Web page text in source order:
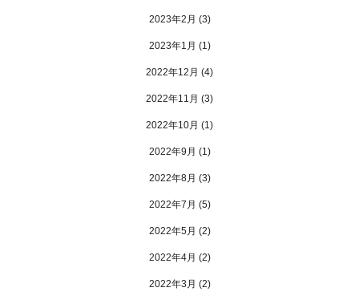
2023年2月 (3)
2023年1月 (1)
2022年12月 (4)
2022年11月 (3)
2022年10月 (1)
2022年9月 (1)
2022年8月 (3)
2022年7月 (5)
2022年5月 (2)
2022年4月 (2)
2022年3月 (2)